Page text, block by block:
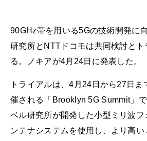
90GHz帯を用いる5Gの技術開発に
研究所とNTTドコモは共同検討と
る。ノキアが4月24日に発表した。
トライアルは、4月24日から27日ま
催される「Brooklyn 5G Summit」
ベル研究所が開発した小型ミリ波
ンテナシステムを使用し、より高